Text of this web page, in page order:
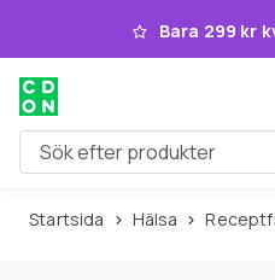
Hoppa till Bara 299 kr
Sök efter produkter
Startsida Hälsa